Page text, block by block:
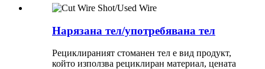
Нарязана тел/употребявана тел
Рециклираният стоманен тел е вид продукт,
който използва рециклиран материал, цената